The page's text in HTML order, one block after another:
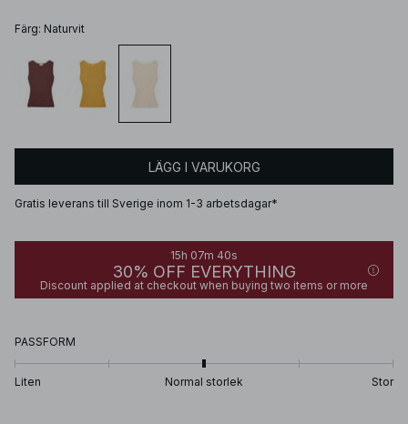
Färg: Naturvit
LÄGG I VARUKORG
Gratis leverans till Sverige inom 1-3 arbetsdagar*
15h 07m 40s
30% OFF EVERYTHING
Discount applied at checkout when buying two items or more
PASSFORM
Liten Normal storlek Stor